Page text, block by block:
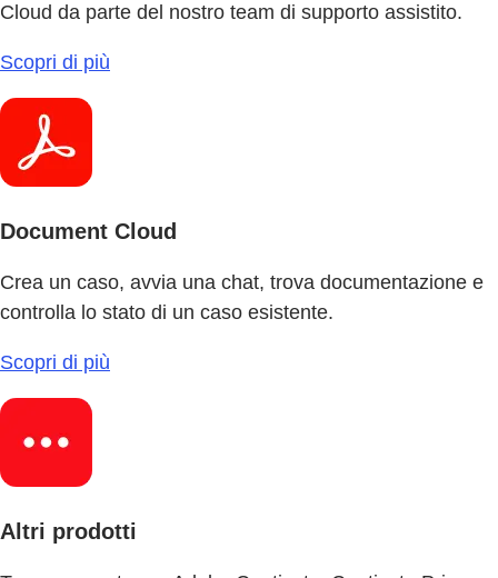
Cloud da parte del nostro team di supporto assistito.
Scopri di più
Document Cloud
Crea un caso, avvia una chat, trova documentazione e
controlla lo stato di un caso esistente.
Scopri di più
Altri prodotti